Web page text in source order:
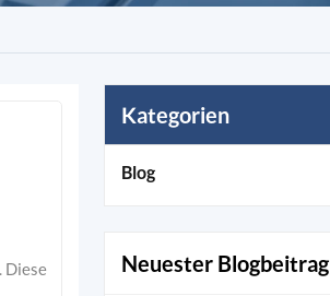
Kategorien
Blog
Neuester Blogbeitrag